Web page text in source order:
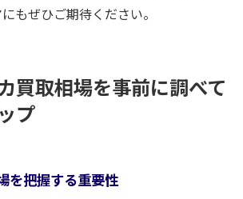
もぜひご期待ください。
買取相場を事前に調べて
プ
を把握する重要性